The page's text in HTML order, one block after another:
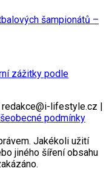
šampionátů –
zážitky podle
lifestyle.cz |
podmínky
Jakékoli užití
jiného šíření obsahu